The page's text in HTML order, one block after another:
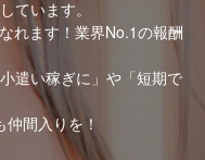
ています。
れます！業界No.1の報酬
遣い稼ぎに」や「短期で
間入りを！